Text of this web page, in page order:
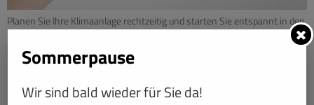
Planen Sie Ihre Klimaanlage rechtzeitig und starten Sie entspannt in den
Zeit, Geld und Stress spart.
Sommerpause
Wir sind bald wieder für Sie da!